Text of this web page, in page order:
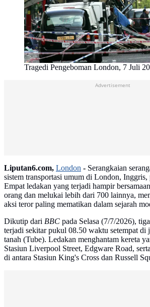
Tragedi Pengeboman London, 7 Juli
Advertisement
Liputan6.com, London - Serangkaian
sistem transportasi umum di London, Inggris,
Empat ledakan yang terjadi hampir
orang dan melukai lebih dari 700 lainnya,
aksi teror paling mematikan dalam sejarah
Dikutip dari BBC pada Selasa (7/7/2026),
terjadi sekitar pukul 08.50 waktu setempat di
tanah (Tube). Ledakan menghantam kereta
Stasiun Liverpool Street, Edgware Road,
di antara Stasiun King's Cross dan Russell